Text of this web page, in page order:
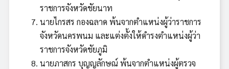
ราชการจังหวัดชัยนาท
นายไกรสร กองฉลาด พ้นจากตำแหน่งผู้ว่าราชการ
จังหวัดนครพนม และแต่งตั้งให้ดำรงตำแหน่งผู้ว่า
ราชการจังหวัดชัยภูมิ
นายภาสกร บุญญลักษณ์ พ้นจากตำแหน่งผู้ตรวจ